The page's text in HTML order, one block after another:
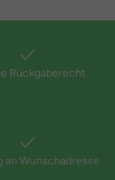
Rückgaberecht
an Wunschadresse